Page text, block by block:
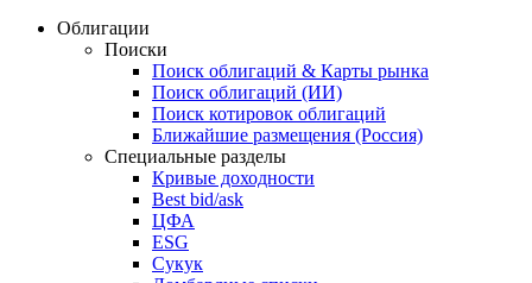
Облигации
Поиски
Поиск облигаций & Карты рынка
Поиск облигаций (ИИ)
Поиск котировок облигаций
Ближайшие размещения (Россия)
Специальные разделы
Кривые доходности
Best bid/ask
ЦФА
ESG
Сукук